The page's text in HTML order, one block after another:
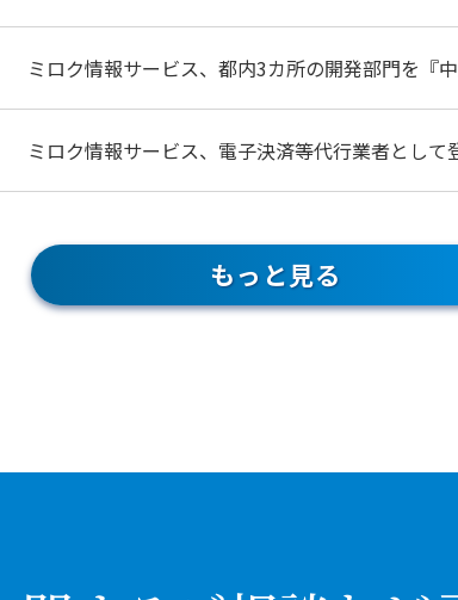
ミロク情報サービス、都内3カ所の開発部門を『
ミロク情報サービス、電子決済等代行業者として
もっと見る